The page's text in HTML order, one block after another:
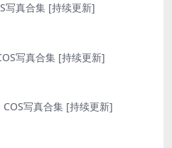
写真合集 [持续更新]
写真合集 [持续更新]
COS写真合集 [持续更新]